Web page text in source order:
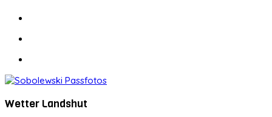
Wetter Landshut